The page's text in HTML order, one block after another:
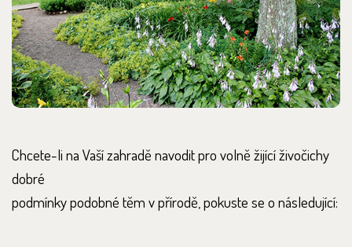
Chcete-li na Vaší zahradě navodit pro volně žijící živočichy
dobré
podmínky podobné těm v přírodě, pokuste se o následující: